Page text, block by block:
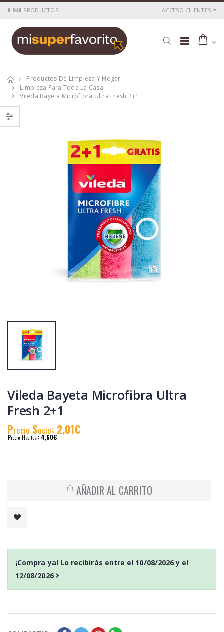
8.948 PRODUCTOS ACCESO CLIENTES
Productos De Limpieza Y Hogar
Limpieza Para Toda La Casa
Vileda Bayeta Microfibra Ultra Fresh 2+1
Vileda Bayeta Microfibra Ultra
Fresh 2+1
Precio Socio: 2,01€
Precio Habitual: 4,60€
AÑADIR AL CARRITO
¡Compra ya! Lo recibirás entre el 10/08/2026y el
12/08/2026
recambio Suave
: 1,79€
: 5,89€
: 8,14€
Vileda fregona
Super 100%
Microfibra azul
PrecioSocio
PrecioHabitual
Vileda bayeta
Cristales 1u unidad
PrecioSocio
PrecioHabitual